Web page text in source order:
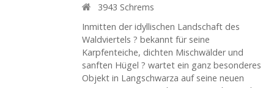
3943 Schrems
Inmitten der idyllischen Landschaft des
Waldviertels ? bekannt für seine
Karpfenteiche, dichten Mischwälder und
sanften Hügel ? wartet ein ganz besonderes
Objekt in Langschwarza auf seine neuen